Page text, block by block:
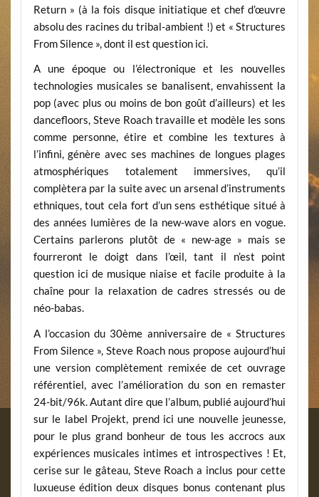
Return » (à la fois disque initiatique et chef d’œuvre
absolu des racines du tribal-ambient !) et « Structures
From Silence », dont il est question ici.
A une époque ou l’électronique et les nouvelles
technologies musicales se banalisent, envahissent la
pop (avec plus ou moins de bon goût d’ailleurs) et les
dancefloors, Steve Roach travaille et modèle les sons
comme personne, étire et combine les textures à
l’infini, génère avec ses machines de longues plages
atmosphériques totalement immersives, qu’il
complètera par la suite avec un arsenal d’instruments
ethniques, tout cela fort d’un sens esthétique situé à
des années lumières de la new-wave alors en vogue.
Certains parlerons plutôt de « new-age » mais se
fourreront le doigt dans l’œil, tant il n’est point
question ici de musique niaise et facile produite à la
chaîne pour la relaxation de cadres stressés ou de
néo-babas.
A l’occasion du 30ème anniversaire de « Structures
From Silence », Steve Roach nous propose aujourd’hui
une version complètement remixée de cet ouvrage
référentiel, avec l’amélioration du son en remaster
24-bit/96k. Autant dire que l’album, publié aujourd’hui
sur le label Projekt, prend ici une nouvelle jeunesse,
pour le plus grand bonheur de tous les accrocs aux
expériences musicales intimes et introspectives ! Et,
cerise sur le gâteau, Steve Roach a inclus pour cette
luxueuse édition deux disques bonus contenant plus